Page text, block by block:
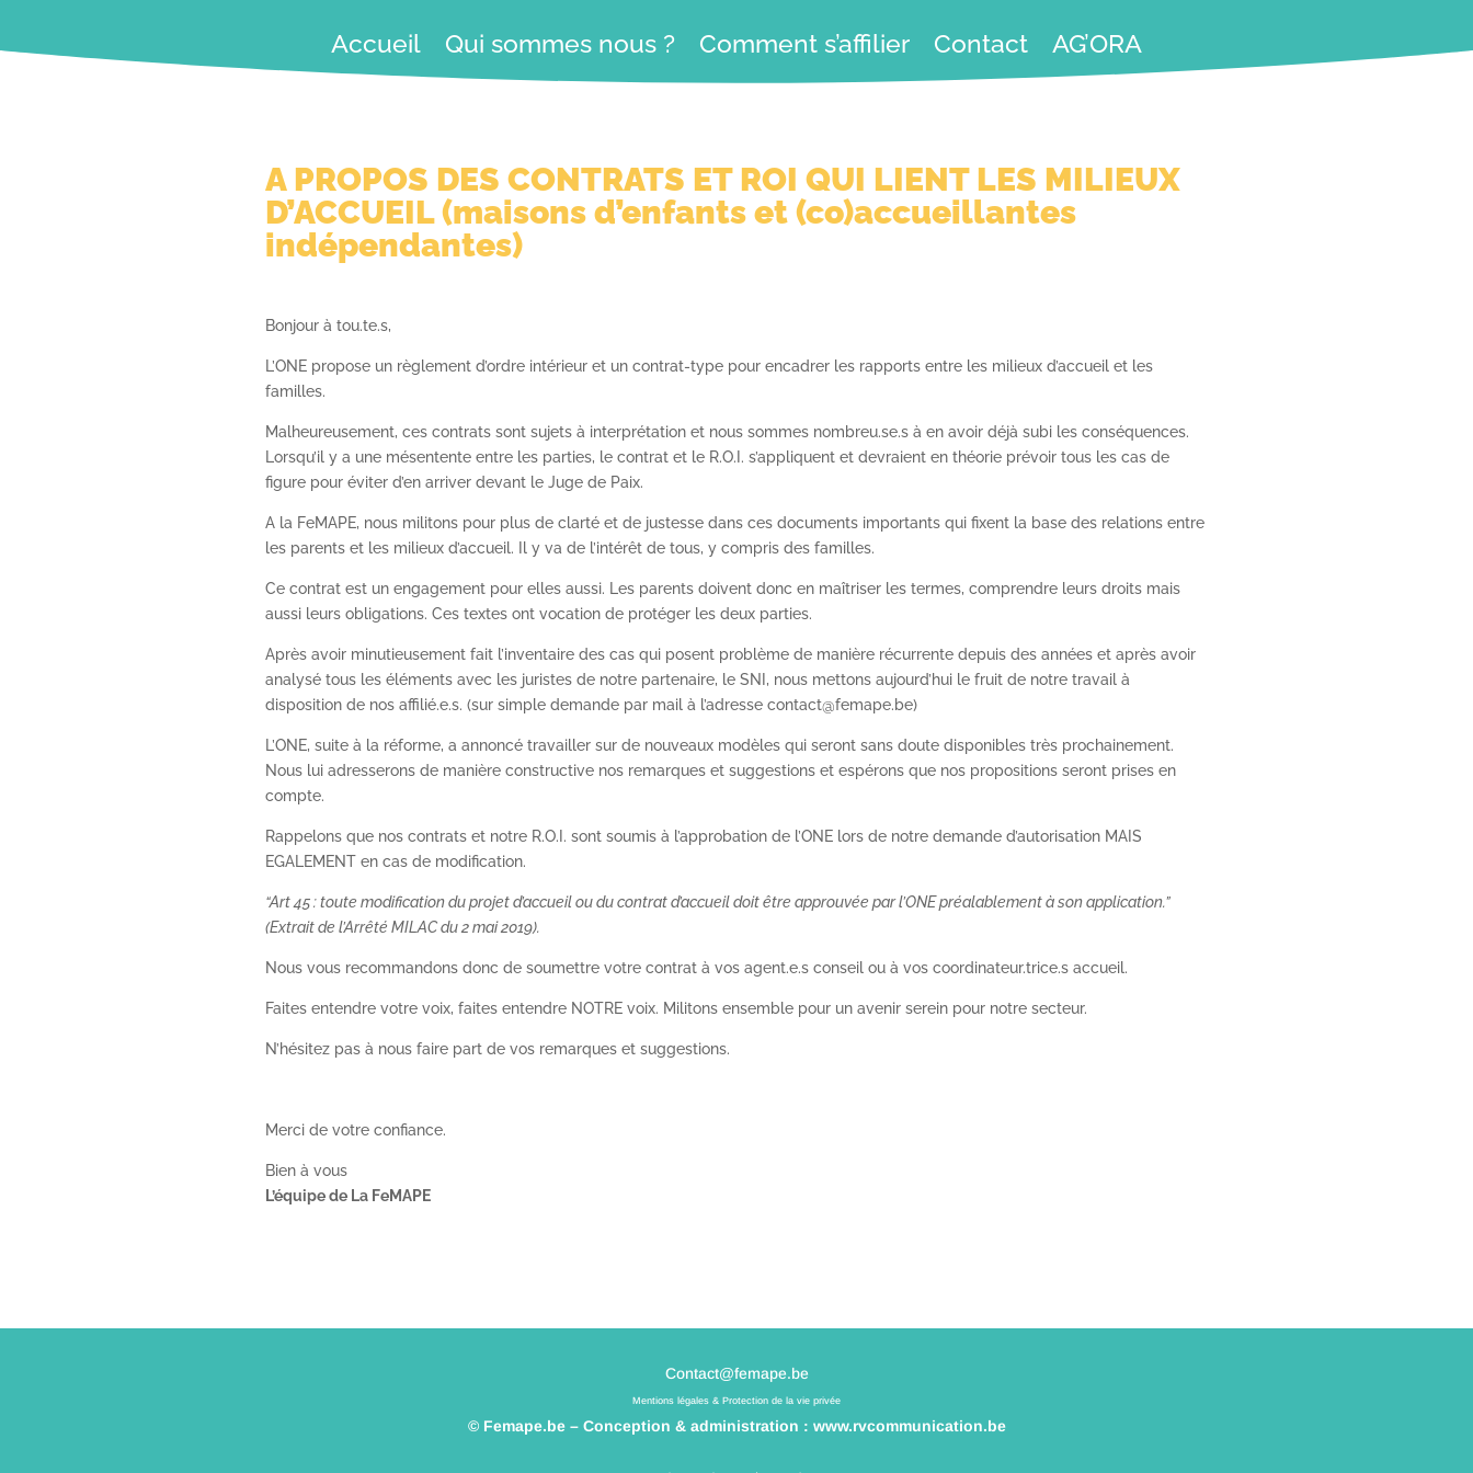
Accueil Qui sommes nous ? Comment s’affilier Contact AG’ORA
A PROPOS DES CONTRATS ET ROI QUI LIENT LES MILIEUX
D’ACCUEIL (maisons d’enfants et (co)accueillantes
indépendantes)
Bonjour à tou.te.s,
L’ONE propose un règlement d’ordre intérieur et un contrat-type pour encadrer les rapports entre les milieux d’accueil et les
familles.
Malheureusement, ces contrats sont sujets à interprétation et nous sommes nombreu.se.s à en avoir déjà subi les conséquences.
Lorsqu’il y a une mésentente entre les parties, le contrat et le R.O.I. s’appliquent et devraient en théorie prévoir tous les cas de
figure pour éviter d’en arriver devant le Juge de Paix.
A la FeMAPE, nous militons pour plus de clarté et de justesse dans ces documents importants qui fixent la base des relations entre
les parents et les milieux d’accueil. Il y va de l’intérêt de tous, y compris des familles.
Ce contrat est un engagement pour elles aussi. Les parents doivent donc en maîtriser les termes, comprendre leurs droits mais
aussi leurs obligations. Ces textes ont vocation de protéger les deux parties.
Après avoir minutieusement fait l’inventaire des cas qui posent problème de manière récurrente depuis des années et après avoir
analysé tous les éléments avec les juristes de notre partenaire, le SNI, nous mettons aujourd’hui le fruit de notre travail à
disposition de nos affilié.e.s. (sur simple demande par mail à l’adresse contact@femape.be)
L’ONE, suite à la réforme, a annoncé travailler sur de nouveaux modèles qui seront sans doute disponibles très prochainement.
Nous lui adresserons de manière constructive nos remarques et suggestions et espérons que nos propositions seront prises en
compte.
Rappelons que nos contrats et notre R.O.I. sont soumis à l’approbation de l’ONE lors de notre demande d’autorisation MAIS
EGALEMENT en cas de modification.
“Art 45 : toute modification du projet d’accueil ou du contrat d’accueil doit être approuvée par l’ONE préalablement à son application.”
(Extrait de l’Arrêté MILAC du 2 mai 2019).
Nous vous recommandons donc de soumettre votre contrat à vos agent.e.s conseil ou à vos coordinateur.trice.s accueil.
Faites entendre votre voix, faites entendre NOTRE voix. Militons ensemble pour un avenir serein pour notre secteur.
N’hésitez pas à nous faire part de vos remarques et suggestions.
Merci de votre confiance.
Bien à vous
L’équipe de La FeMAPE
Contact@femape.be
Mentions légales & Protection de la vie privée
© Femape.be – Conception & administration : www.rvcommunication.be